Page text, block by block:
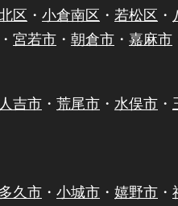
区 ・ 小倉南区 ・ 若松区 ・
・ 宮若市 ・ 朝倉市 ・ 嘉麻市
人吉市 ・ 荒尾市 ・ 水俣市 ・
多久市 ・ 小城市 ・ 嬉野市 ・